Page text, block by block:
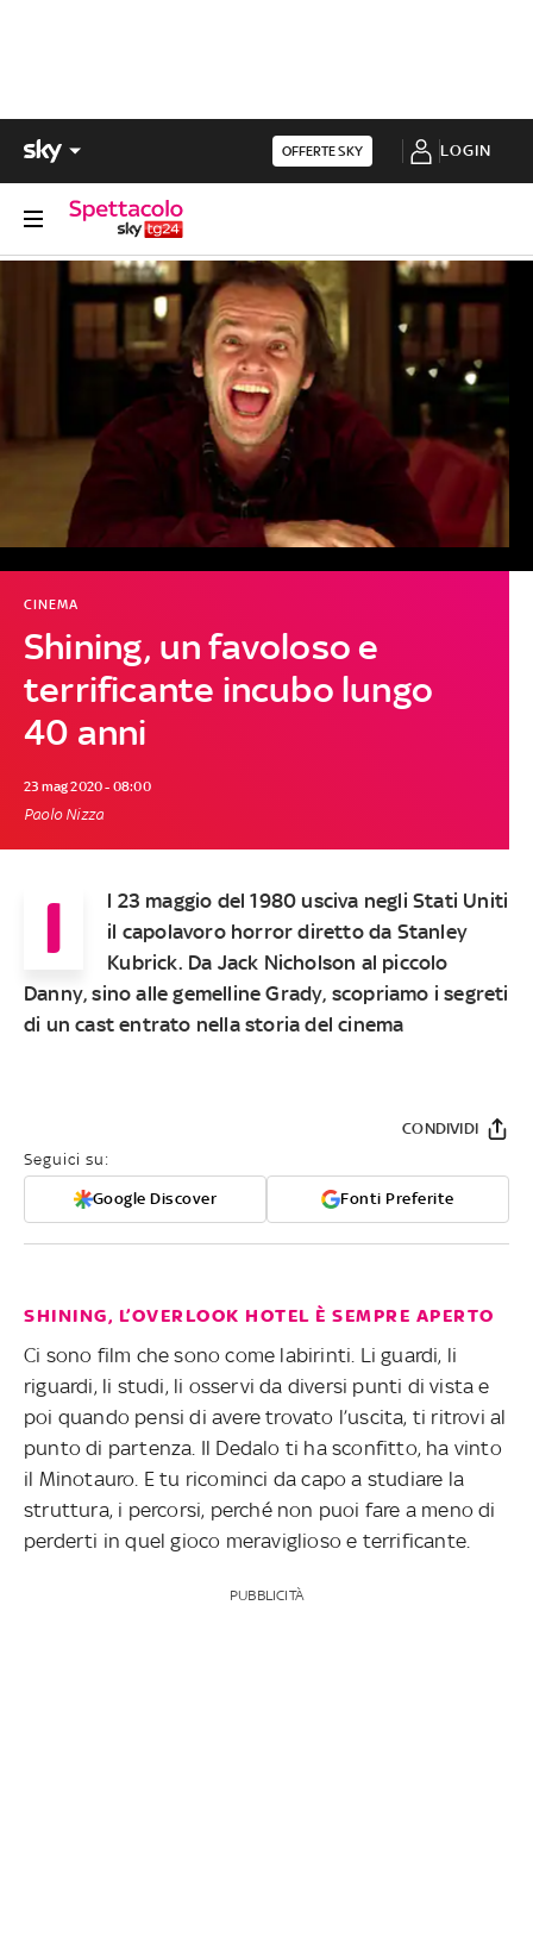
OFFERTE SKY LOGIN
Shining, un favoloso e
terrificante incubo lungo
40 anni
CINEMA
23 mag 2020 - 08:00
Paolo Nizza
I
l 23 maggio del 1980 usciva negli Stati Uniti
il capolavoro horror diretto da Stanley
Kubrick. Da Jack Nicholson al piccolo
Danny, sino alle gemelline Grady, scopriamo i segreti
di un cast entrato nella storia del cinema
Seguici su:
Google Discover Fonti Preferite
CONDIVIDI
SHINING, L’OVERLOOK HOTEL È SEMPRE APERTO
Ci sono film che sono come labirinti. Li guardi, li
riguardi, li studi, li osservi da diversi punti di vista e
poi quando pensi di avere trovato l’uscita, ti ritrovi al
punto di partenza. Il Dedalo ti ha sconfitto, ha vinto
il Minotauro. E tu ricominci da capo a studiare la
struttura, i percorsi, perché non puoi fare a meno di
perderti in quel gioco meraviglioso e terrificante.
PUBBLICITÀ